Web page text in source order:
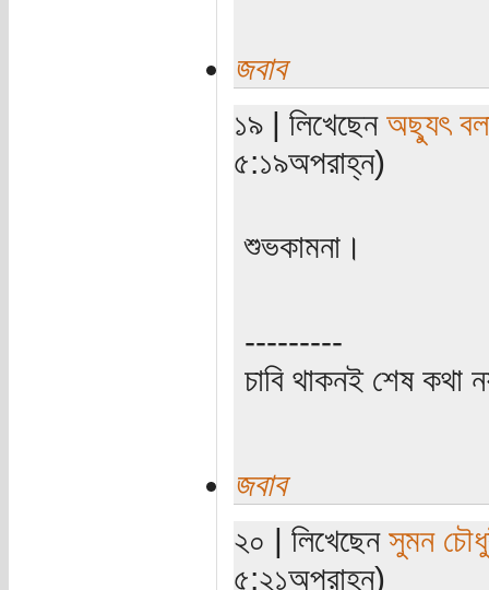
জবাব
১৯ | লিখেছেন অছ্যুৎ
৫:১৯অপরাহ্ন)
শুভকামনা।
---------
চাবি থাকনই শেষ কথা
জবাব
২০ | লিখেছেন সুমন
৫:২১অপরাহ্ন)